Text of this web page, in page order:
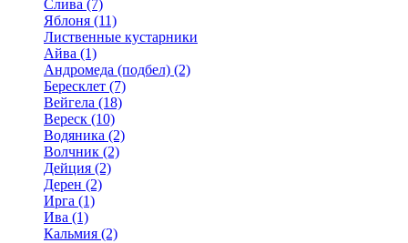
Слива (7)
Яблоня (11)
Лиственные кустарники
Айва (1)
Андромеда (подбел) (2)
Бересклет (7)
Вейгела (18)
Вереск (10)
Водяника (2)
Волчник (2)
Дейция (2)
Дерен (2)
Ирга (1)
Ива (1)
Кальмия (2)